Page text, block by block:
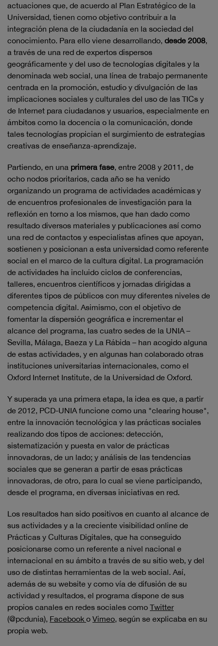
actuaciones que, de acuerdo al Plan Estratégico de la
Universidad, tienen como objetivo contribuir a la
integración plena de la ciudadanía en la sociedad del
conocimiento. Para ello viene desarrollando, desde 2008,
a través de una red de expertos dispersos
geográficamente y del uso de tecnologías digitales y la
denominada web social, una línea de trabajo permanente
centrada en la promoción, estudio y divulgación de las
implicaciones sociales y culturales del uso de las TICs y
de Internet para ciudadanos y usuarios, especialmente en
ámbitos como la docencia o la comunicación, donde
tales tecnologías propician el surgimiento de estrategias
creativas de enseñanza-aprendizaje.
Partiendo, en una primera fase, entre 2008 y 2011, de
ocho nodos prioritarios, cada año se ha venido
organizando un programa de actividades académicas y
de encuentros profesionales de investigación para la
reflexión en torno a los mismos, que han dado como
resultado diversos materiales y publicaciones así como
una red de contactos y especialistas afines que apoyan,
sostienen y posicionan a esta universidad como referente
social en el marco de la cultura digital. La programación
de actividades ha incluido ciclos de conferencias,
talleres, encuentros científicos y jornadas dirigidas a
diferentes tipos de públicos con muy diferentes niveles de
competencia digital. Asimismo, con el objetivo de
fomentar la dispersión geográfica e incrementar el
alcance del programa, las cuatro sedes de la UNIA –
Sevilla, Málaga, Baeza y La Rábida – han acogido alguna
de estas actividades, y en algunas han colaborado otras
instituciones universitarias internacionales, como el
Oxford Internet Institute, de la Universidad de Oxford.
Y superada ya una primera etapa, la idea es que, a partir
de 2012, PCD-UNIA funcione como una "clearing house",
entre la innovación tecnológica y las prácticas sociales
realizando dos tipos de acciones: detección,
sistematización y puesta en valor de prácticas
innovadoras, de un lado; y análisis de las tendencias
sociales que se generan a partir de esas prácticas
innovadoras, de otro, para lo cual se viene participando,
desde el programa, en diversas iniciativas en red.
Los resultados han sido positivos en cuanto al alcance de
sus actividades y a la creciente visibilidad online de
Prácticas y Culturas Digitales, que ha conseguido
posicionarse como un referente a nivel nacional e
internacional en su ámbito a través de su sitio web, y del
uso de distintas herramientas de la web social. Así,
además de su website y como vía de difusión de su
actividad y resultados, el programa dispone de sus
propios canales en redes sociales como Twitter
(@pcdunia), Facebook o Vimeo, según se explicaba en su
propia web.